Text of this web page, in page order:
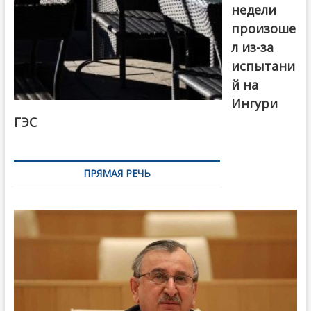
недели
произоше
л из-за
испытани
й на
Ингури
ГЭС
ПРЯМАЯ РЕЧЬ